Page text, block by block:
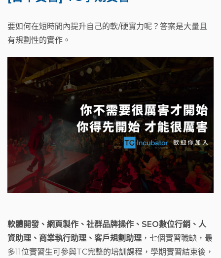
要如何在短時間內提升自己的軟/硬實力呢？答案是大量且
有規劃性的實作。
軟體開發、網頁製作、社群品牌操作、SEO數位行銷、人
資助理、商業執行助理、客戶規劃助理 ，七個實習職缺，最
多11位實習生可參與TC完整的培訓課程，學期實習結束後，